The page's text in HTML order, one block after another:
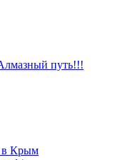
путь!!!
в Крым